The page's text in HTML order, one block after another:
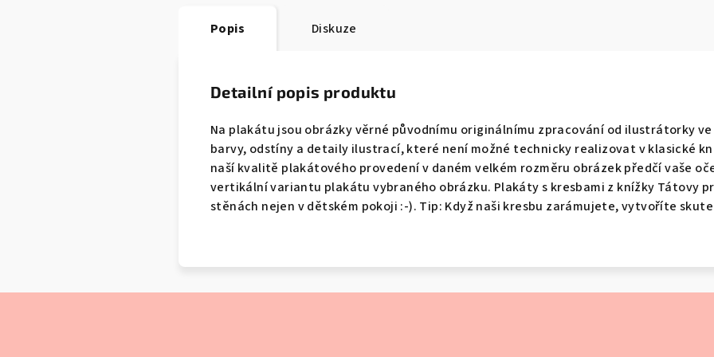
Popis Diskuze
Detailní popis produktu
Na plakátu jsou obrázky věrné původnímu originálnímu zpracování od ilustrátorky
barvy, odstíny a detaily ilustrací, které není možné technicky realizovat v klasické
naší kvalitě plakátového provedení v daném velkém rozměru obrázek předčí vaše
vertikální variantu plakátu vybraného obrázku. Plakáty s kresbami z knížky Tátovy
stěnách nejen v dětském pokoji :-). Tip: Když naši kresbu zarámujete, vytvoříte